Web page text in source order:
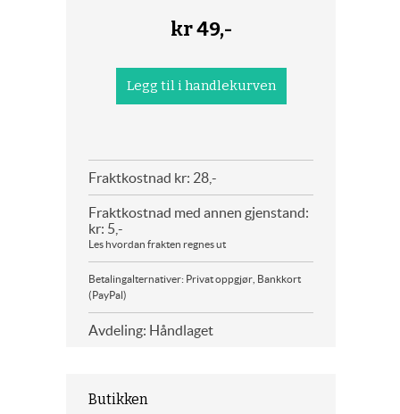
kr49,-
Fraktkostnad kr: 28,-
Fraktkostnad med annen gjenstand:
kr: 5,-
Les hvordan frakten regnes ut
Betalingalternativer: Privat oppgjør, Bankkort
(PayPal)
Avdeling: Håndlaget
Butikken